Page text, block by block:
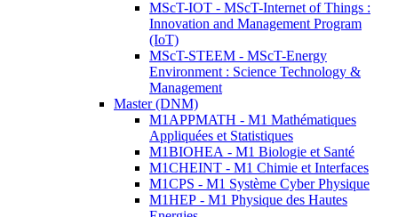
MScT-IOT - MScT-Internet of Things :
Innovation and Management Program
(IoT)
MScT-STEEM - MScT-Energy
Environment : Science Technology &
Management
Master (DNM)
M1APPMATH - M1 Mathématiques
Appliquées et Statistiques
M1BIOHEA - M1 Biologie et Santé
M1CHEINT - M1 Chimie et Interfaces
M1CPS - M1 Système Cyber Physique
M1HEP - M1 Physique des Hautes